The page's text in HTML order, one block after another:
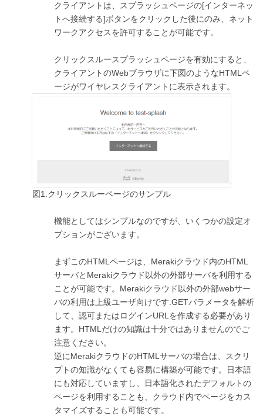
クライアントは、スプラッシュページの[インターネッ
トへ接続する]ボタンをクリックした後にのみ、ネット
ワークアクセスを許可することが可能です。
クリックスルースプラッシュページを有効にすると、
クライアントのWebブラウザに下図のようなHTMLペ
ージがワイヤレスクライアントに表示されます。
図1.クリックスルーページのサンプル
機能としてはシンプルなのですが、いくつかの設定オ
プションがございます。
まずこのHTMLページは、Merakiクラウド内のHTML
サーバとMerakiクラウド以外の外部サーバを利用する
ことが可能です。Merakiクラウド以外の外部webサー
バの利用は上級ユーザ向けです.GETパラメータを解析
して、認可またはログインURLを作成する必要があり
ます。HTMLだけの知識は十分ではありませんのでご
注意ください。
逆にMerakiクラウドのHTMLサーバの場合は、スクリ
プトの知識がなくても容易に構築が可能です。日本語
にも対応していますし、日本語化されたデフォルトの
ページを利用することも、クラウド内でページをカス
タマイズすることも可能です。